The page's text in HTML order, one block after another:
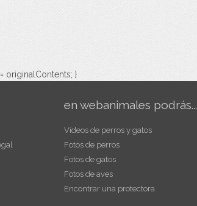
originalContents; }
en webanimales podrás...
Vídeos de perros y gatos
Fotos de perros
Fotos de gatos
Fotos de aves
Encontrar una protectora